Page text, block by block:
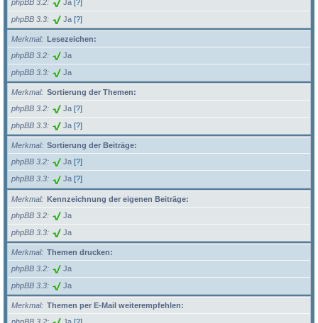
phpBB 3.2
Ja [?]
phpBB 3.3 Ja [?]
Merkmal
Lesezeichen:
phpBB 3.2
Ja
phpBB 3.3 Ja
Merkmal
Sortierung der Themen:
phpBB 3.2
Ja [?]
phpBB 3.3 Ja [?]
Merkmal
Sortierung der Beiträge:
phpBB 3.2
Ja [?]
phpBB 3.3 Ja [?]
Merkmal
Kennzeichnung der eigenen Beiträge:
phpBB 3.2
Ja
phpBB 3.3 Ja
Merkmal
Themen drucken:
phpBB 3.2
Ja
phpBB 3.3 Ja
Merkmal
Themen per E-Mail weiterempfehlen: